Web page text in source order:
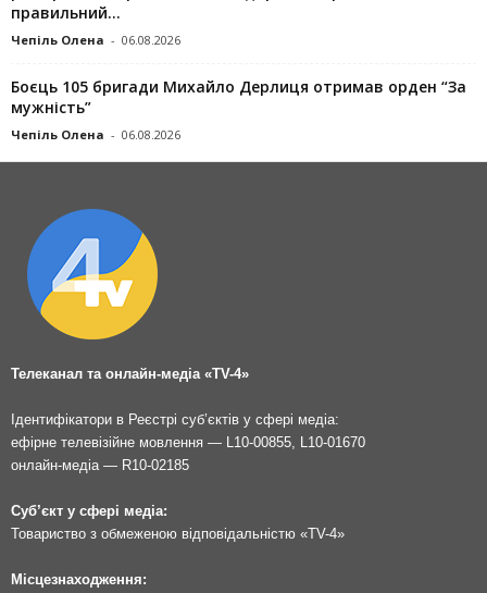
правильний...
Чепіль Олена - 06.08.2026
Боєць 105 бригади Михайло Дерлиця отримав орден “За
мужність”
Чепіль Олена - 06.08.2026
Телеканал та онлайн-медіа «TV-4»
Ідентифікатори в Реєстрі суб’єктів у сфері медіа:
ефірне телевізійне мовлення — L10-00855, L10-01670
онлайн-медіа — R10-02185
Суб’єкт у сфері медіа:
Товариство з обмеженою відповідальністю «TV-4»
Місцезнаходження: